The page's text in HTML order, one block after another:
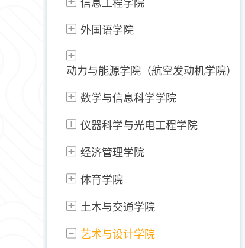
外国语学院
动力与能源学院（航空发动机学院）
数学与信息科学学院
仪器科学与光电工程学院
经济管理学院
体育学院
土木与交通学院
艺术与设计学院